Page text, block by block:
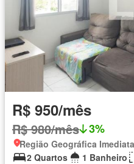
R$ 950/mês
R$ 980/mês 3%
2 Quartos
1 Banheiro